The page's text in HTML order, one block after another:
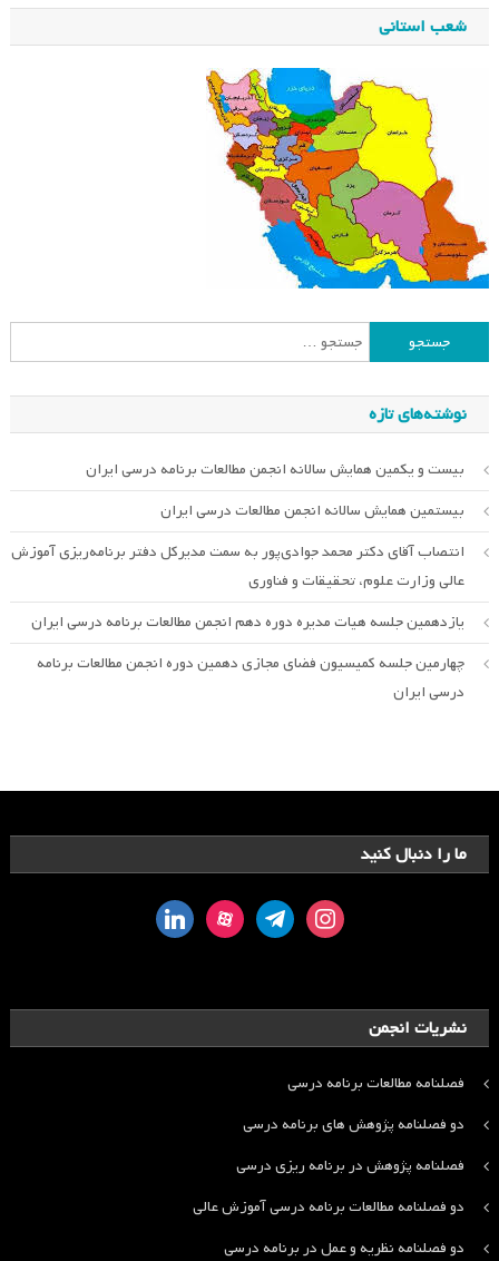
شعب استانی
جستجو
برای:
نوشته‌های تازه
بیست و یکمین همایش سالانه انجمن مطالعات برنامه درسی ایران
بیستمین همایش سالانه انجمن مطالعات درسی ایران
انتصاب آقای دکتر محمد جوادی‌پور به سمت مدیرکل دفتر برنامه‌ریزی آموزش
عالی وزارت علوم، تحقیقات و فناوری
یازدهمین جلسه هیات مدیره دوره دهم انجمن مطالعات برنامه درسی ایران
چهارمین جلسه کمیسیون فضای مجازی دهمین دوره انجمن مطالعات برنامه
درسی ایران
ما را دنبال کنید
instagram
telegram
aparat
linkedin
نشریات انجمن
فصلنامه مطالعات برنامه درسی
دو فصلنامه پژوهش های برنامه درسی
فصلنامه پژوهش در برنامه ریزی درسی
دو فصلنامه مطالعات برنامه درسی آموزش عالی
دو فصلنامه نظریه و عمل در برنامه درسی